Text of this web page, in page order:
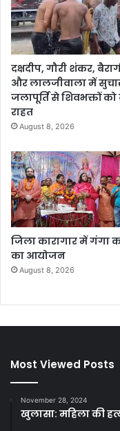
दक्षदीप, गौरी शंकर,
और लालजीवाला में
जलापूर्ति से शिवभक्तों को
राहत
August 8, 2026
जिला कारागार में गंगा
का आयोजन
August 8, 2026
Most Viewed Posts
November 28, 2024
खुलासा: महिला की